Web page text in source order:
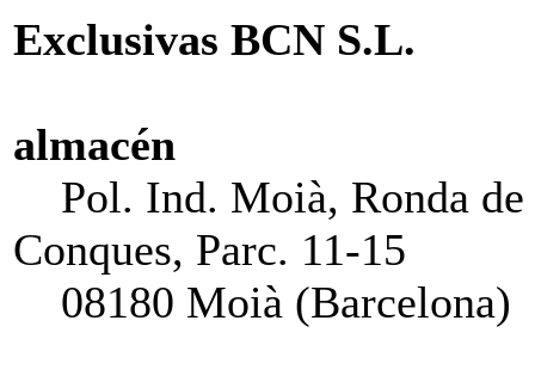
Exclusivas BCN S.L.
almacén
Pol. Ind. Moià, Ronda de
Conques, Parc. 11-15
08180 Moià (Barcelona)